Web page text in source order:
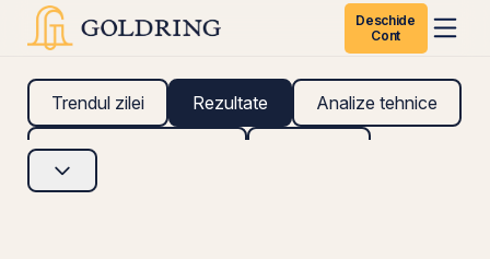
Deschide
Cont
Trendul zilei Rezultate Analize tehnice
Analize fundamentale